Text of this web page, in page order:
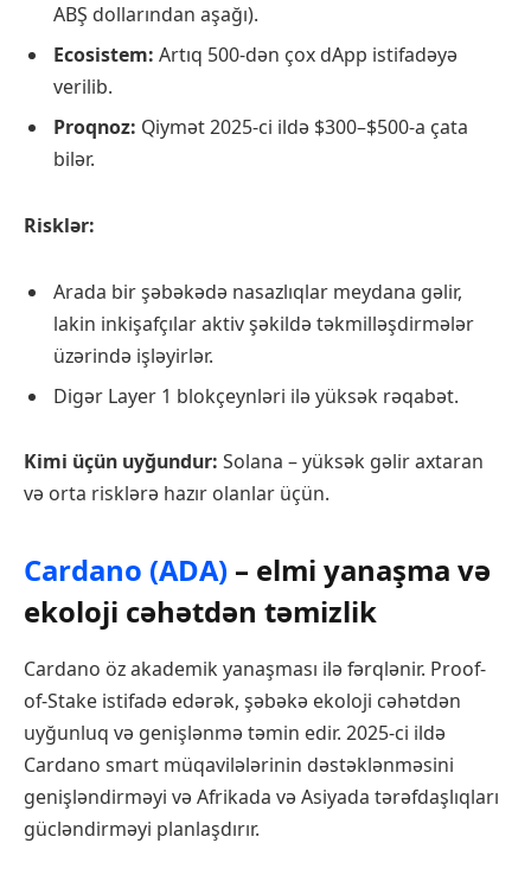
ABŞ dollarından aşağı).
Ecosistem: Artıq 500-dən çox dApp istifadəyə
verilib.
Proqnoz: Qiymət 2025-ci ildə $300–$500-a çata
bilər.
Risklər:
Arada bir şəbəkədə nasazlıqlar meydana gəlir,
lakin inkişafçılar aktiv şəkildə təkmilləşdirmələr
üzərində işləyirlər.
Digər Layer 1 blokçeynləri ilə yüksək rəqabət.
Kimi üçün uyğundur: Solana – yüksək gəlir axtaran
və orta risklərə hazır olanlar üçün.
Cardano (ADA) – elmi yanaşma və
ekoloji cəhətdən təmizlik
Cardano öz akademik yanaşması ilə fərqlənir. Proof-
of-Stake istifadə edərək, şəbəkə ekoloji cəhətdən
uyğunluq və genişlənmə təmin edir. 2025-ci ildə
Cardano smart müqavilələrinin dəstəklənməsini
genişləndirməyi və Afrikada və Asiyada tərəfdaşlıqları
gücləndirməyi planlaşdırır.